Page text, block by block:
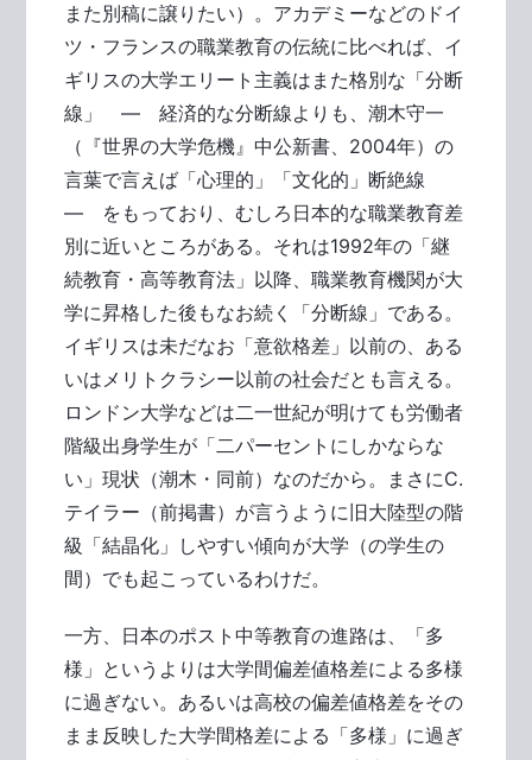
また別稿に譲りたい）。アカデミーなどのドイ
ツ・フランスの職業教育の伝統に比べれば、イ
ギリスの大学エリート主義はまた格別な「分断
線」 ― 経済的な分断線よりも、潮木守一
（『世界の大学危機』中公新書、2004年）の
言葉で言えば「心理的」「文化的」断絶線
― をもっており、むしろ日本的な職業教育差
別に近いところがある。それは1992年の「継
続教育・高等教育法」以降、職業教育機関が大
学に昇格した後もなお続く「分断線」である。
イギリスは未だなお「意欲格差」以前の、ある
いはメリトクラシー以前の社会だとも言える。
ロンドン大学などは二一世紀が明けても労働者
階級出身学生が「二パーセントにしかならな
い」現状（潮木・同前）なのだから。まさにC.
テイラー（前掲書）が言うように旧大陸型の階
級「結晶化」しやすい傾向が大学（の学生の
間）でも起こっているわけだ。
一方、日本のポスト中等教育の進路は、「多
様」というよりは大学間偏差値格差による多様
に過ぎない。あるいは高校の偏差値格差をその
まま反映した大学間格差による「多様」に過ぎ